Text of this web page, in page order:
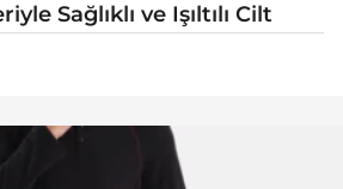
Sağlıklı ve Işıltılı Cilt